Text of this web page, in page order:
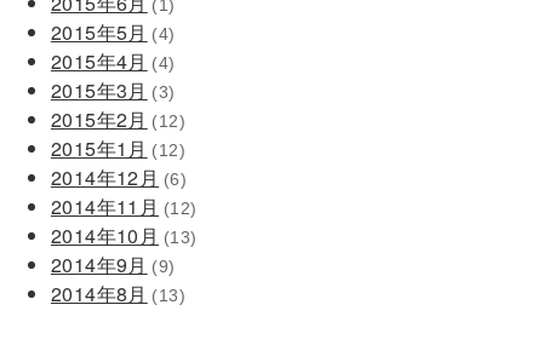
(1)
2015年5月 (4)
2015年4月 (4)
2015年3月 (3)
2015年2月 (12)
2015年1月 (12)
2014年12月 (6)
2014年11月 (12)
2014年10月 (13)
2014年9月 (9)
2014年8月 (13)